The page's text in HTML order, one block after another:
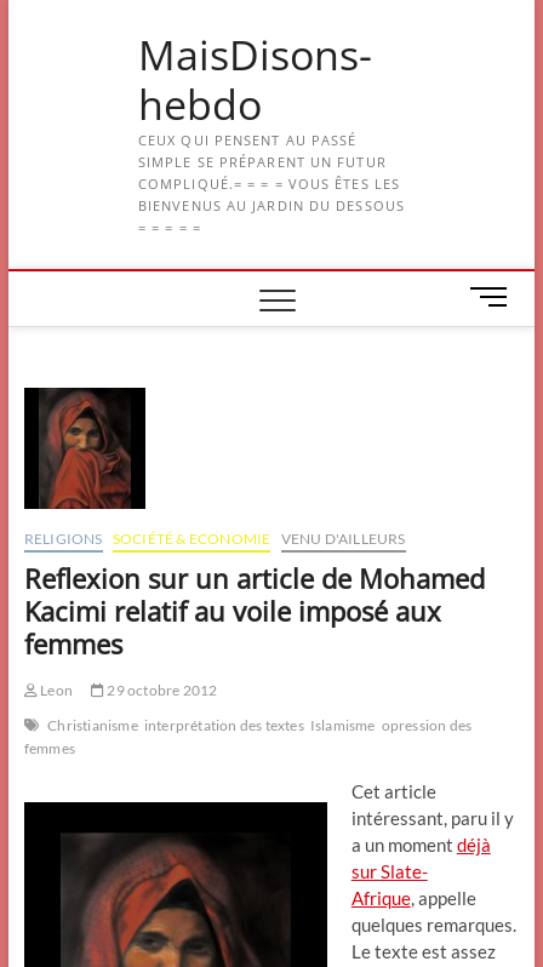
MaisDisons-
hebdo
CEUX QUI PENSENT AU PASSÉ
SIMPLE SE PRÉPARENT UN FUTUR
COMPLIQUÉ.= = = = VOUS ÊTES LES
BIENVENUS AU JARDIN DU DESSOUS
= = = = =
M
e
RELIGIONS SOCIÉTÉ & ECONOMIE VENU D'AILLEURS
Reflexion sur un article de Mohamed
Kacimi relatif au voile imposé aux
femmes
Leon
29 octobre 2012
Christianisme interprétation des textes Islamisme opression des
femmes
Cet article
intéressant, paru il y
a un moment déjà
sur Slate-
Afrique, appelle
quelques remarques.
Le texte est assez